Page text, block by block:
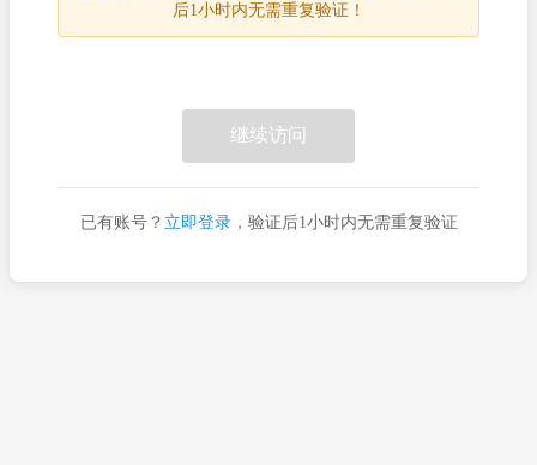
后1小时内无需重复验证！
继续访问
已有账号？ 立即登录，验证后1小时内无需重复验证